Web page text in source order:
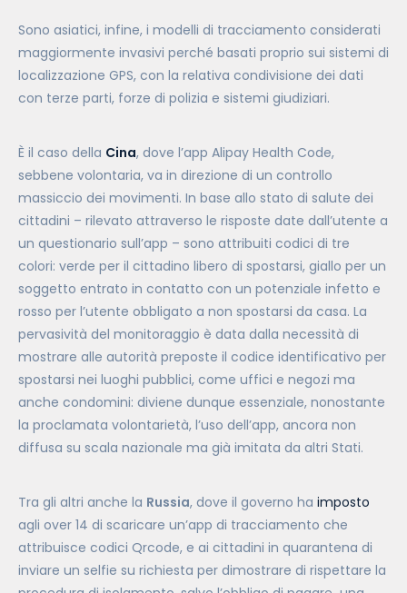
Sono asiatici, infine, i modelli di tracciamento considerati
maggiormente invasivi perché basati proprio sui sistemi di
localizzazione GPS, con la relativa condivisione dei dati
con terze parti, forze di polizia e sistemi giudiziari.
È il caso della Cina, dove l’app Alipay Health Code,
sebbene volontaria, va in direzione di un controllo
massiccio dei movimenti. In base allo stato di salute dei
cittadini – rilevato attraverso le risposte date dall’utente a
un questionario sull’app – sono attribuiti codici di tre
colori: verde per il cittadino libero di spostarsi, giallo per un
soggetto entrato in contatto con un potenziale infetto e
rosso per l’utente obbligato a non spostarsi da casa. La
pervasività del monitoraggio è data dalla necessità di
mostrare alle autorità preposte il codice identificativo per
spostarsi nei luoghi pubblici, come uffici e negozi ma
anche condomini: diviene dunque essenziale, nonostante
la proclamata volontarietà, l’uso dell’app, ancora non
diffusa su scala nazionale ma già imitata da altri Stati.
Tra gli altri anche la Russia, dove il governo ha imposto
agli over 14 di scaricare un’app di tracciamento che
attribuisce codici Qrcode, e ai cittadini in quarantena di
inviare un selfie su richiesta per dimostrare di rispettare la